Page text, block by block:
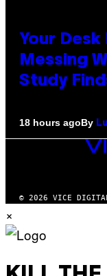
Your
Messing
Study
18 hours agoBy
VICE
MEDIA
© 2026 VICE
×